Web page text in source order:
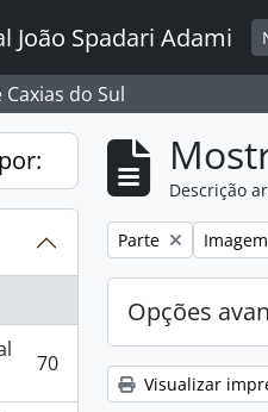
Spadari Adami
do Sul
70
Descrição
Remover filtro:
Parte Imagem
Opções
Visualizar